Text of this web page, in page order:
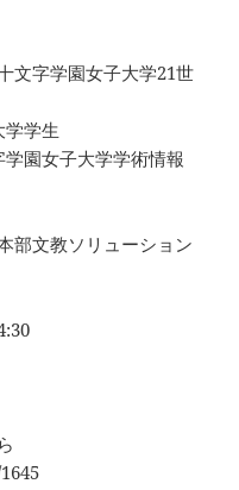
文字学園女子大学21世
学学生
園女子大学学術情報
部文教ソリューション